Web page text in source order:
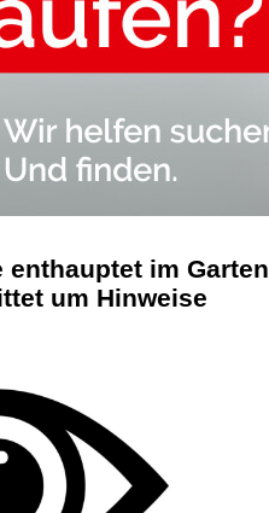
enthauptet im Garten
um Hinweise